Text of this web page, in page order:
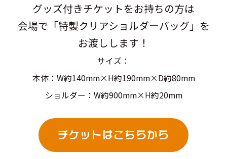
グッズ付きチケットをお持ちの方は
会場で「特製クリアショルダーバッグ」を
お渡しします！
サイズ：
本体：W約140mm×H約190mm×D約80mm
ショルダー：W約900mm×H約20mm
チケット は こちらから